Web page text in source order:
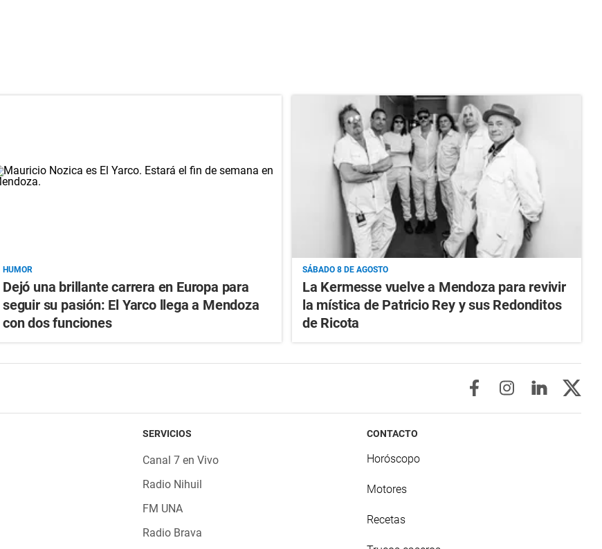
HUMOR
Dejó una brillante carrera en Europa para
seguir su pasión: El Yarco llega a Mendoza
con dos funciones
SÁBADO 8 DE AGOSTO
La Kermesse vuelve a Mendoza para revivir
la mística de Patricio Rey y sus Redonditos
de Ricota
SERVICIOS
Canal 7 en Vivo
Radio Nihuil
FM UNA
Radio Brava
CONTACTO
Horóscopo
Motores
Recetas